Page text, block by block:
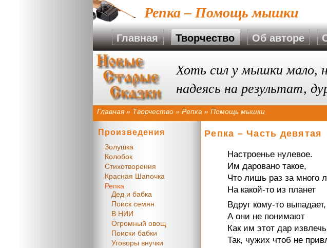
Репка – Помощь мышки
Главная Творчество Об авторе
Хоть сил у мышки мало,
надеясь на результат,
Главная » Творчество » Репка » Помощь мышки
Репка – Часть девятая
Настроенье нулевое.
Им даровано такое,
Что лишь раз за много
На какой-то из планет
Вдруг кому-то выпадает,
А они не понимают
Как им этот дар извлечь
Так, чужих чтоб не
Произведения
Золушка
Колобок
Стихотворения
Красная Шапочка
Репка
Дед и бабка
Поиск семян
В НИИ
Огромный овощ
Поиски бабки
Уговоры внучки